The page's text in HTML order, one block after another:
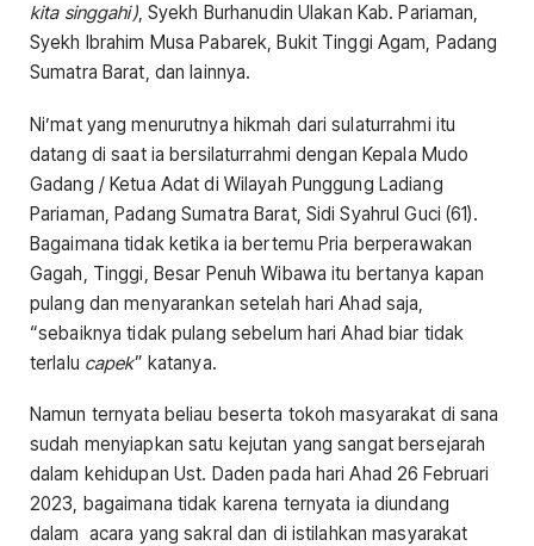
kita singgahi), Syekh Burhanudin Ulakan Kab. Pariaman,
Syekh lbrahim Musa Pabarek, Bukit Tinggi Agam, Padang
Sumatra Barat, dan lainnya.
Ni’mat yang menurutnya hikmah dari sulaturrahmi itu
datang di saat ia bersilaturrahmi dengan Kepala Mudo
Gadang / Ketua Adat di Wilayah Punggung Ladiang
Pariaman, Padang Sumatra Barat, Sidi Syahrul Guci (61).
Bagaimana tidak ketika ia bertemu Pria berperawakan
Gagah, Tinggi, Besar Penuh Wibawa itu bertanya kapan
pulang dan menyarankan setelah hari Ahad saja,
“sebaiknya tidak pulang sebelum hari Ahad biar tidak
terlalu capek” katanya.
Namun ternyata beliau beserta tokoh masyarakat di sana
sudah menyiapkan satu kejutan yang sangat bersejarah
dalam kehidupan Ust. Daden pada hari Ahad 26 Februari
2023, bagaimana tidak karena ternyata ia diundang
dalam acara yang sakral dan di istilahkan masyarakat